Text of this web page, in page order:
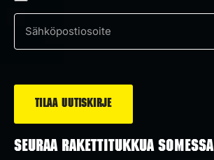
Sähköposti
SEURAA RAKETTITUKKUA SOMESSA